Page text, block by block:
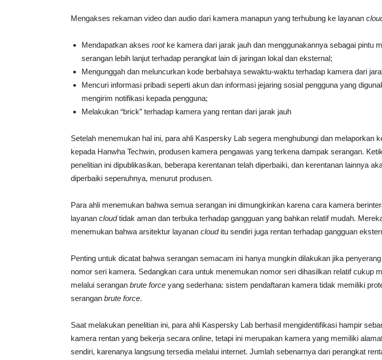
Mengakses rekaman video dan audio dari kamera manapun yang terhubung ke layanan
Mendapatkan akses rootke kamera dari jarak jauh dan menggunakannya sebagai pintu
serangan lebih lanjut terhadap perangkat lain di jaringan lokal dan eksternal;
Mengunggah dan meluncurkan kode berbahaya sewaktu-waktu terhadap kamera dari
Mencuri informasi pribadi seperti akun dan informasi jejaring sosial pengguna yang
mengirim notifikasi kepada pengguna;
Melakukan “brick” terhadap kamera yang rentan dari jarak jauh
Setelah menemukan hal ini, para ahli Kaspersky Lab segera menghubungi dan melaporkan
kepada Hanwha Techwin, produsen kamera pengawas yang terkena dampak serangan.
penelitian ini dipublikasikan, beberapa kerentanan telah diperbaiki, dan kerentanan lainnya
diperbaiki sepenuhnya, menurut produsen.
Para ahli menemukan bahwa semua serangan ini dimungkinkan karena cara kamera
layanan cloudtidak aman dan terbuka terhadap gangguan yang bahkan relatif mudah.
menemukan bahwa arsitektur layanan clouditu sendiri juga rentan terhadap gangguan
Penting untuk dicatat bahwa serangan semacam ini hanya mungkin dilakukan jika
nomor seri kamera. Sedangkan cara untuk menemukan nomor seri dihasilkan relatif cukup
melalui serangan brute force yang sederhana: sistem pendaftaran kamera tidak memiliki
serangan brute force.
Saat melakukan penelitian ini, para ahli Kaspersky Lab berhasil mengidentifikasi hampir
kamera rentan yang bekerja secara online, tetapi ini merupakan kamera yang memiliki
sendiri, karenanya langsung tersedia melalui internet. Jumlah sebenarnya dari perangkat